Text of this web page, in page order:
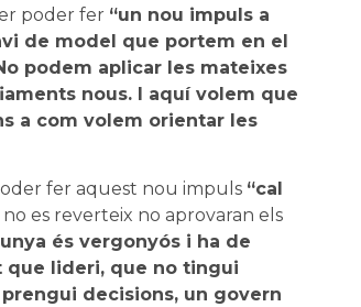
poder fer “un nou impuls a
de model que portem en el
podem aplicar les mateixes
nous. I aquí volem que
a com volem orientar les
fer aquest nou impuls “cal
no es reverteix no aprovaran els
és vergonyós i ha de
que lideri, que no tingui
decisions, un govern